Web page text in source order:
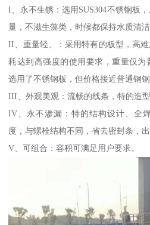
I、永不生锈：选用SUS304不锈钢板
量，不滋生藻类，时候都保持水质清洁
II、重量轻、：采用特有的板型，高
耗达到高强度的使用要求，重量仅为
选用了不锈钢板，但价格接近普通钢钢
III、外观美观：流畅的线条，特的造
IV、永不渗漏：特的结构设计、全
度，与螺栓结构不同，省去密封条，
V、可组合：容积可满足用户要求。